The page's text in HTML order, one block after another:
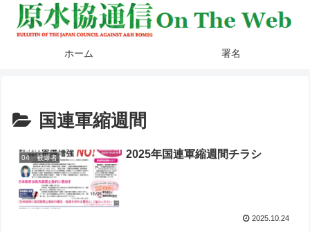
ホーム 署名
国連軍縮週間
04 被爆者 2025年国連軍縮週間チラシ
2025.10.24